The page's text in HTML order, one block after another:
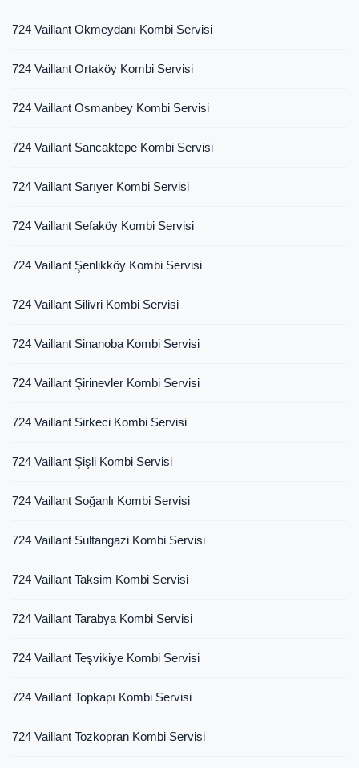
724 Vaillant Okmeydanı Kombi Servisi
724 Vaillant Ortaköy Kombi Servisi
724 Vaillant Osmanbey Kombi Servisi
724 Vaillant Sancaktepe Kombi Servisi
724 Vaillant Sarıyer Kombi Servisi
724 Vaillant Sefaköy Kombi Servisi
724 Vaillant Şenlikköy Kombi Servisi
724 Vaillant Silivri Kombi Servisi
724 Vaillant Sinanoba Kombi Servisi
724 Vaillant Şirinevler Kombi Servisi
724 Vaillant Sirkeci Kombi Servisi
724 Vaillant Şişli Kombi Servisi
724 Vaillant Soğanlı Kombi Servisi
724 Vaillant Sultangazi Kombi Servisi
724 Vaillant Taksim Kombi Servisi
724 Vaillant Tarabya Kombi Servisi
724 Vaillant Teşvikiye Kombi Servisi
724 Vaillant Topkapı Kombi Servisi
724 Vaillant Tozkopran Kombi Servisi